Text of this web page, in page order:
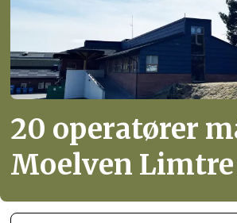
20 operatører
Moelven